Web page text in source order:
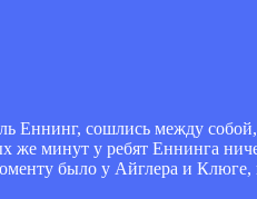
Еннинг, сошлись между
же минут у ребят Еннинга
было у Айглера и Клюге,